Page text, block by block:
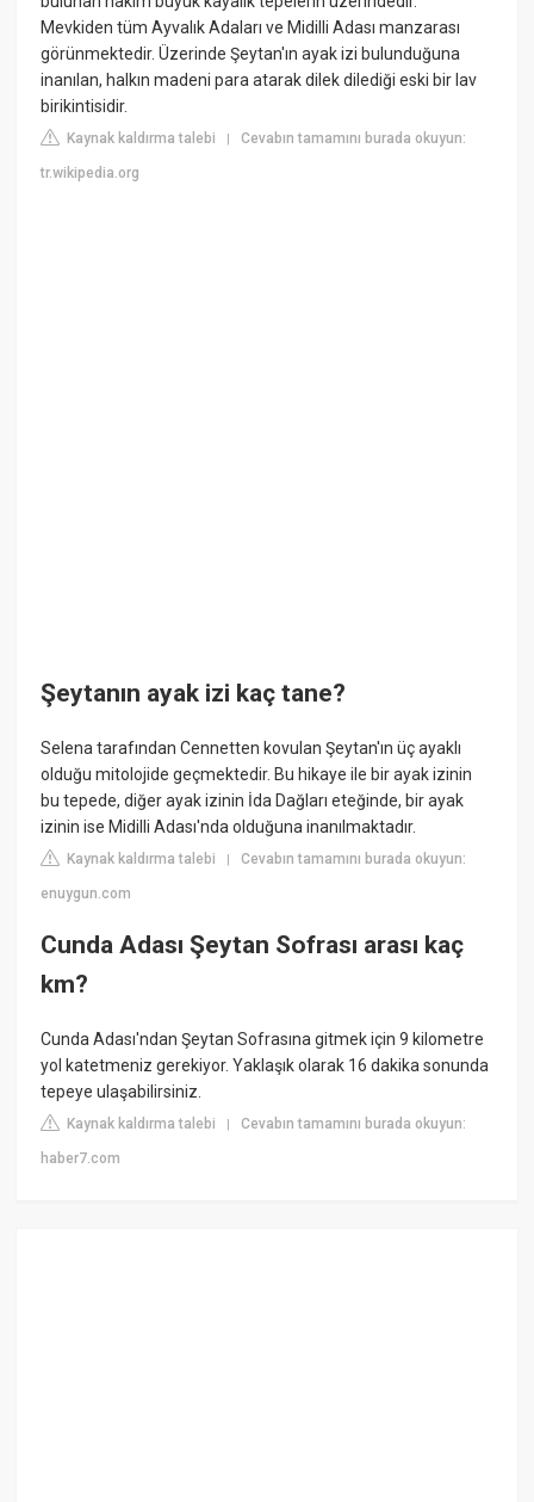
Mevkiden tüm Ayvalık Adaları ve Midilli Adası manzarası
görünmektedir. Üzerinde Şeytan'ın ayak izi bulunduğuna
inanılan, halkın madeni para atarak dilek dilediği eski bir lav
birikintisidir.
Kaynak kaldırma talebi |Cevabın tamamını burada okuyun:
tr.wikipedia.org
Şeytanın ayak izi kaç tane?
Selena tarafından Cennetten kovulan Şeytan'ın üç ayaklı
olduğu mitolojide geçmektedir. Bu hikaye ile bir ayak izinin
bu tepede, diğer ayak izinin İda Dağları eteğinde, bir ayak
izinin ise Midilli Adası'nda olduğuna inanılmaktadır.
Kaynak kaldırma talebi |Cevabın tamamını burada okuyun:
enuygun.com
Cunda Adası Şeytan Sofrası arası kaç
km?
Cunda Adası'ndan Şeytan Sofrasına gitmek için 9 kilometre
yol katetmeniz gerekiyor. Yaklaşık olarak 16 dakika sonunda
tepeye ulaşabilirsiniz.
Kaynak kaldırma talebi |Cevabın tamamını burada okuyun:
haber7.com